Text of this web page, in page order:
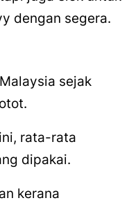
dengan segera.
sejak
rata-rata
dipakai.
kerana